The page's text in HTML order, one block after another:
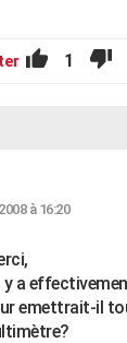
1
à 16:20
y a
emettrait-il